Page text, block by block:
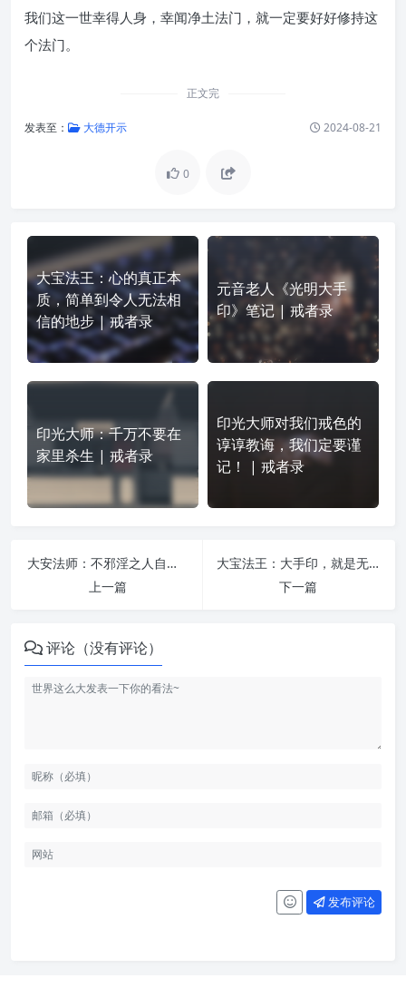
我们这一世幸得人身，幸闻净土法门，就一定要好好修持这
个法门。
正文完
发表至： 大德开示 2024-08-21
0
大宝法王：心的真正本
质，简单到令人无法相
信的地步 | 戒者录
元音老人《光明大手
印》笔记 | 戒者录
印光大师：千万不要在
家里杀生 | 戒者录
印光大师对我们戒色的
谆谆教诲，我们定要谨
记！ | 戒者录
大安法师：不邪淫之人自有浩然正气 | 戒者录
上一篇
大宝法王：大手印，就是无造作的将心放松 | 戒者录
下一篇
评论（没有评论）
发布评论